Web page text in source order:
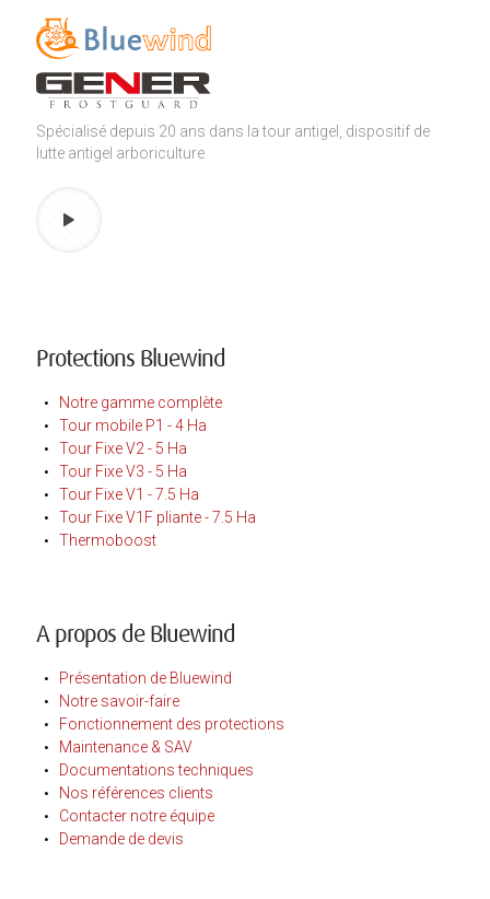
Spécialisé depuis 20 ans dans la tour antigel, dispositif de
lutte antigel arboriculture
Protections Bluewind
Notre gamme complète
Tour mobile P1 - 4 Ha
Tour Fixe V2 - 5 Ha
Tour Fixe V3 - 5 Ha
Tour Fixe V1 - 7.5 Ha
Tour Fixe V1F pliante - 7.5 Ha
Thermoboost
A propos de Bluewind
Présentation de Bluewind
Notre savoir-faire
Fonctionnement des protections
Maintenance & SAV
Documentations techniques
Nos références clients
Contacter notre équipe
Demande de devis